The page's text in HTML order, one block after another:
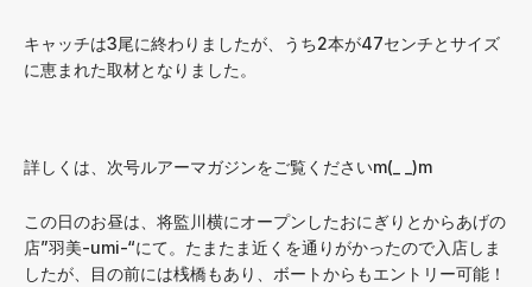
キャッチは3尾に終わりましたが、うち2本が47センチとサイズ
に恵まれた取材となりました。
詳しくは、次号ルアーマガジンをご覧くださいm(_ _)m
この日のお昼は、将監川横にオープンしたおにぎりとからあげの
店”羽美-umi-“にて。たまたま近くを通りがかったので入店しま
したが、目の前には桟橋もあり、ボートからもエントリー可能！